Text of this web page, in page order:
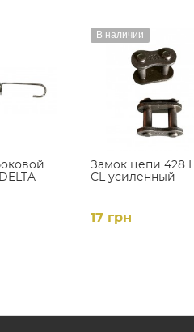
Замок цепи 428
СL усиленный
В наличии
17 грн